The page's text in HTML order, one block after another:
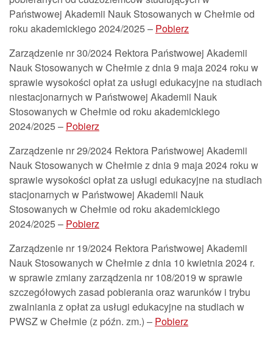
Państwowej Akademii Nauk Stosowanych w Chełmie od
roku akademickiego 2024/2025 – Pobierz
Zarządzenie nr 30/2024 Rektora Państwowej Akademii
Nauk Stosowanych w Chełmie z dnia 9 maja 2024 roku w
sprawie wysokości opłat za usługi edukacyjne na studiach
niestacjonarnych w Państwowej Akademii Nauk
Stosowanych w Chełmie od roku akademickiego
2024/2025 – Pobierz
Zarządzenie nr 29/2024 Rektora Państwowej Akademii
Nauk Stosowanych w Chełmie z dnia 9 maja 2024 roku w
sprawie wysokości opłat za usługi edukacyjne na studiach
stacjonarnych w Państwowej Akademii Nauk
Stosowanych w Chełmie od roku akademickiego
2024/2025 – Pobierz
Zarządzenie nr 19/2024 Rektora Państwowej Akademii
Nauk Stosowanych w Chełmie z dnia 10 kwietnia 2024 r.
w sprawie zmiany zarządzenia nr 108/2019 w sprawie
szczegółowych zasad pobierania oraz warunków i trybu
zwalniania z opłat za usługi edukacyjne na studiach w
PWSZ w Chełmie (z późn. zm.) – Pobierz